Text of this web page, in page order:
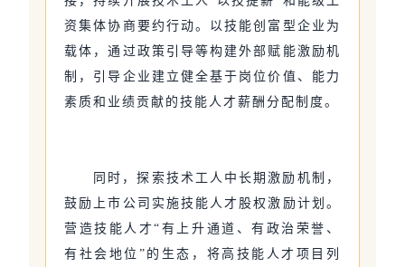
资集体协商要约行动。以技能创富型企业为
载体，通过政策引导等构建外部赋能激励机
制，引导企业建立健全基于岗位价值、能力
素质和业绩贡献的技能人才薪酬分配制度。
同时，探索技术工人中长期激励机制，
鼓励上市公司实施技能人才股权激励计划。
营造技能人才“有上升通道、有政治荣誉、
有社会地位”的生态，将高技能人才项目列